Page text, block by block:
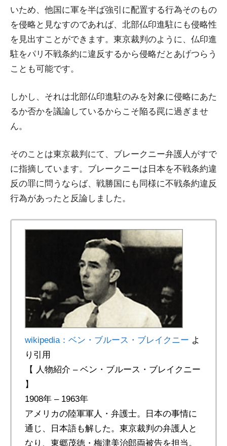
いため、他国に軍を半ば強引に配置する行為そのもの
を侵略と見なすのであれば、北部仏印進駐にも侵略性
を見出すことができます。東京裁判のように、仏印進
駐をパリ不戦条約に違反するから侵略だとあげつらう
ことも可能です。
しかし、それは北部仏印進駐のみを対象に侵略にあた
るか否かを議論しているからこそ陥る罠に過ぎませ
ん。
そのことは東京裁判にて、ブレークニー弁護人がすで
に指摘しています。ブレークニーは日本を不戦条約違
反の罪に問うならば、戦勝国にも同様に不戦条約違反
行為があったと反論しました。
wikipedia：ベン・ブルース・ブレイクニー よ
り引用
【 人物紹介 – ベン・ブルース・ブレイクニー
】
1908年 – 1963年
アメリカの陸軍軍人・弁護士。日本の事情に
通じ、日本語も解した。東京裁判の弁護人と
なり、東郷茂徳・梅津美治郎両被告を担当。